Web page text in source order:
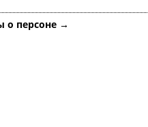
о персоне →